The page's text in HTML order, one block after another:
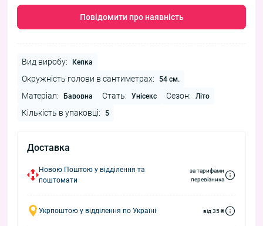
Повідомити про наявність
Вид виробу: Кепка
Окружність голови в сантиметрах: 54 см.
Матеріал: Бавовна Стать: Унісекс Сезон: Літо
Кількість в упаковці: 5
Доставка
Новою Поштою у відділення та
поштомати
за тарифами
перевізника
Укрпоштою у відділення по Україні від 35 ₴